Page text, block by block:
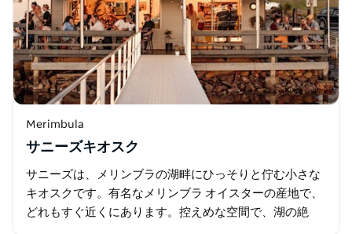
Merimbula
サニーズキオスク
サニーズは、メリンブラの湖畔にひっそりと佇む小さな
キオスクです。有名なメリンブラ オイスターの産地で、
どれもすぐ近くにあります。控えめな空間で、湖の絶